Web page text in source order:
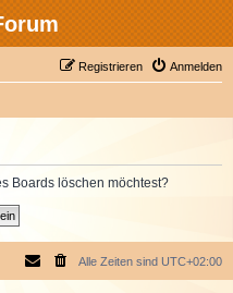
Anmelden
Registrieren
Boards löschen möchtest?
Alle Zeiten sind UTC+02:00